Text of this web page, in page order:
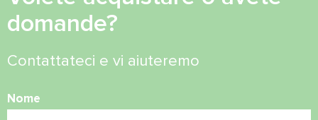
domande?
Contattateci e vi aiuteremo
Nome